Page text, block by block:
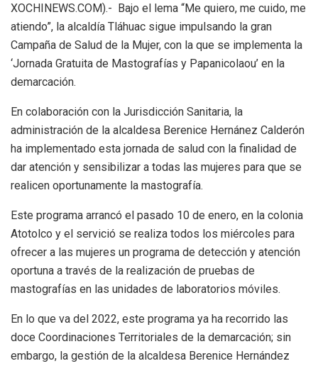
XOCHINEWS.COM).- Bajo el lema “Me quiero, me cuido, me
atiendo”, la alcaldía Tláhuac sigue impulsando la gran
Campaña de Salud de la Mujer, con la que se implementa la
‘Jornada Gratuita de Mastografías y Papanicolaou’ en la
demarcación.
En colaboración con la Jurisdicción Sanitaria, la
administración de la alcaldesa Berenice Hernánez Calderón
ha implementado esta jornada de salud con la finalidad de
dar atención y sensibilizar a todas las mujeres para que se
realicen oportunamente la mastografía.
Este programa arrancó el pasado 10 de enero, en la colonia
Atotolco y el servició se realiza todos los miércoles para
ofrecer a las mujeres un programa de detección y atención
oportuna a través de la realización de pruebas de
mastografías en las unidades de laboratorios móviles.
En lo que va del 2022, este programa ya ha recorrido las
doce Coordinaciones Territoriales de la demarcación; sin
embargo, la gestión de la alcaldesa Berenice Hernández